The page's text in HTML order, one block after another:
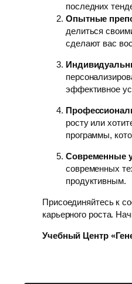
последних
Опытные
делиться
сделают вас
эффективное
росту или
программы,
Современные
современных
продуктивным.
Присоединяйтесь к
карьерного роста.
Учебный Центр